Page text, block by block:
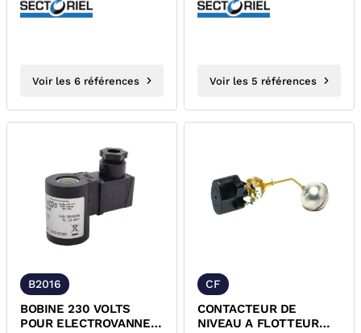
REARMEMENT MANUEL
230 VOLTS
Voir les 6 références Voir les 5 références
B2016
BOBINE 230 VOLTS
POUR ELECTROVANNE
CF
CONTACTEUR DE
NIVEAU A FLOTTEUR